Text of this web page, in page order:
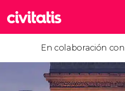
En colaboración con